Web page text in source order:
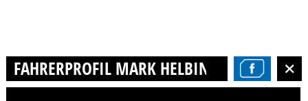
FAHRERPROFIL MARK HELBING